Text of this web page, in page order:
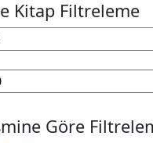
Kitap Filtreleme
Göre